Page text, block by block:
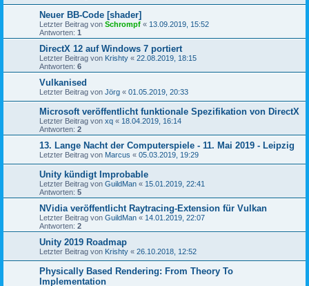
Neuer BB-Code [shader]
Letzter Beitrag von Schrompf « 13.09.2019, 15:52
Antworten: 1
DirectX 12 auf Windows 7 portiert
Letzter Beitrag von Krishty « 22.08.2019, 18:15
Antworten: 6
Vulkanised
Letzter Beitrag von Jörg « 01.05.2019, 20:33
Microsoft veröffentlicht funktionale Spezifikation von DirectX
Letzter Beitrag von xq « 18.04.2019, 16:14
Antworten: 2
13. Lange Nacht der Computerspiele - 11. Mai 2019 - Leipzig
Letzter Beitrag von Marcus « 05.03.2019, 19:29
Unity kündigt Improbable
Letzter Beitrag von GuildMan « 15.01.2019, 22:41
Antworten: 5
NVidia veröffentlicht Raytracing-Extension für Vulkan
Letzter Beitrag von GuildMan « 14.01.2019, 22:07
Antworten: 2
Unity 2019 Roadmap
Letzter Beitrag von Krishty « 26.10.2018, 12:52
Physically Based Rendering: From Theory To
Implementation